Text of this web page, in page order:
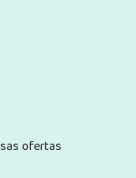
ofertas